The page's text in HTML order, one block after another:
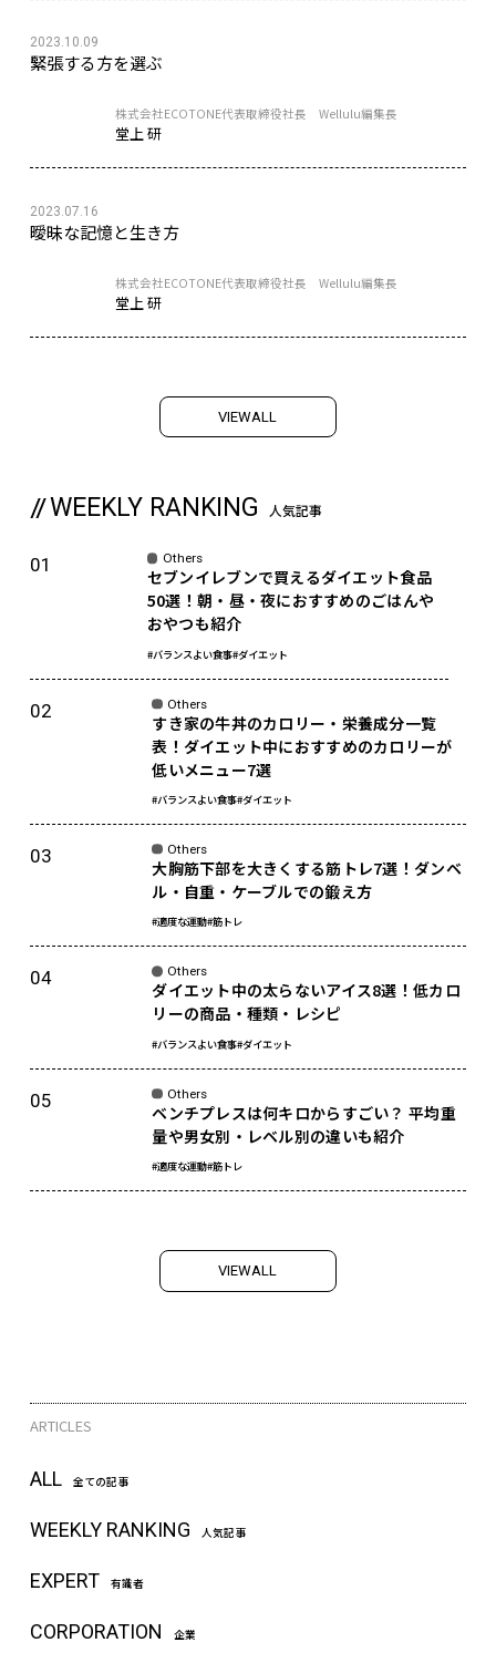
2023.10.09
緊張する方を選ぶ
株式会社ECOTONE代表取締役社長 Wellulu編集長
堂上 研
2023.07.16
曖昧な記憶と生き方
株式会社ECOTONE代表取締役社長 Wellulu編集長
堂上 研
VIEWALL
WEEKLY RANKING 人気記事
Others
セブンイレブンで買えるダイエット食品
50選！朝・昼・夜におすすめのごはんや
おやつも紹介
#バランスよい食事#ダイエット
Others
すき家の牛丼のカロリー・栄養成分一覧
表！ダイエット中におすすめのカロリーが
低いメニュー7選
#バランスよい食事#ダイエット
Others
大胸筋下部を大きくする筋トレ7選！ダンベ
ル・自重・ケーブルでの鍛え方
#適度な運動#筋トレ
Others
ダイエット中の太らないアイス8選！低カロ
リーの商品・種類・レシピ
#バランスよい食事#ダイエット
Others
ベンチプレスは何キロからすごい？ 平均重
量や男女別・レベル別の違いも紹介
#適度な運動#筋トレ
VIEWALL
ARTICLES
ALL 全ての記事
WEEKLY RANKING 人気記事
EXPERT 有識者
CORPORATION 企業